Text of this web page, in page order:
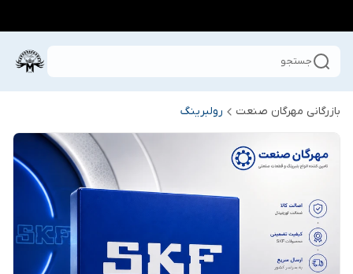
جستجو
بازرگانی مهرگان صنعت رولبرینگ